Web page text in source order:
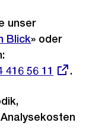
unser
Blick» oder
416 56 11 .